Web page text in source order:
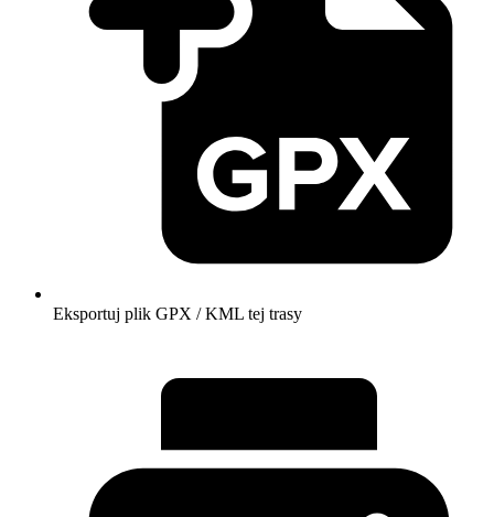
Eksportuj plik GPX / KML tej trasy